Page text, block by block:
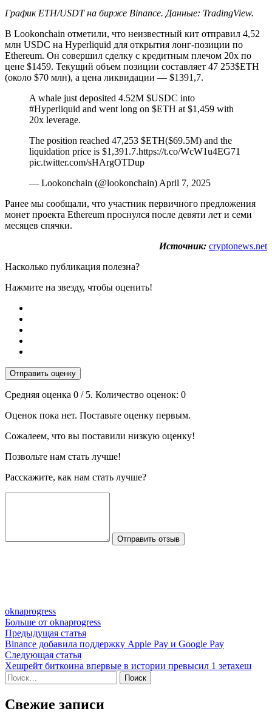
График ETH/USDT на бирже Binance. Данные: TradingView.
В Lookonchain отметили, что неизвестный кит отправил 4,52
млн USDC на Hyperliquid для открытия лонг-позиции по
Ethereum. Он совершил сделку с кредитным плечом 20х по
цене $1459. Текущий объем позиции составляет 47 253$ETH
(около $70 млн), а цена ликвидации — $1391,7.
A whale just deposited 4.52M $USDC into
#Hyperliquid and went long on $ETH at $1,459 with
20x leverage.
The position reached 47,253 $ETH($69.5M) and the
liquidation price is $1,391.7.https://t.co/WcW1u4EG71
pic.twitter.com/sHArgOTDup
— Lookonchain (@lookonchain) April 7, 2025
Ранее мы сообщали, что участник первичного предложения
монет проекта Ethereum проснулся после девяти лет и семи
месяцев спячки.
Источник: cryptonews.net
Насколько публикация полезна?
Нажмите на звезду, чтобы оценить!
Отправить оценку
Средняя оценка 0 / 5. Количество оценок: 0
Оценок пока нет. Поставьте оценку первым.
Сожалеем, что вы поставили низкую оценку!
Позвольте нам стать лучше!
Расскажите, как нам стать лучше?
Отправить отзыв
oknaprogress
Больше от oknaprogress
Навигация
по
записям
Предыдущая статьяПредыдущая
статья:
Binance добавила поддержку Apple Pay и Google Pay
Следующая статьяСледующая
статья:
Хешрейт биткоина впервые в истории превысил 1 зетахеш
Найти:
Свежие записи